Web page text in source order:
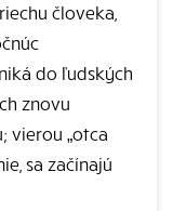
človeka,
do ľudských
znovu
vierou „otca
sa začínajú